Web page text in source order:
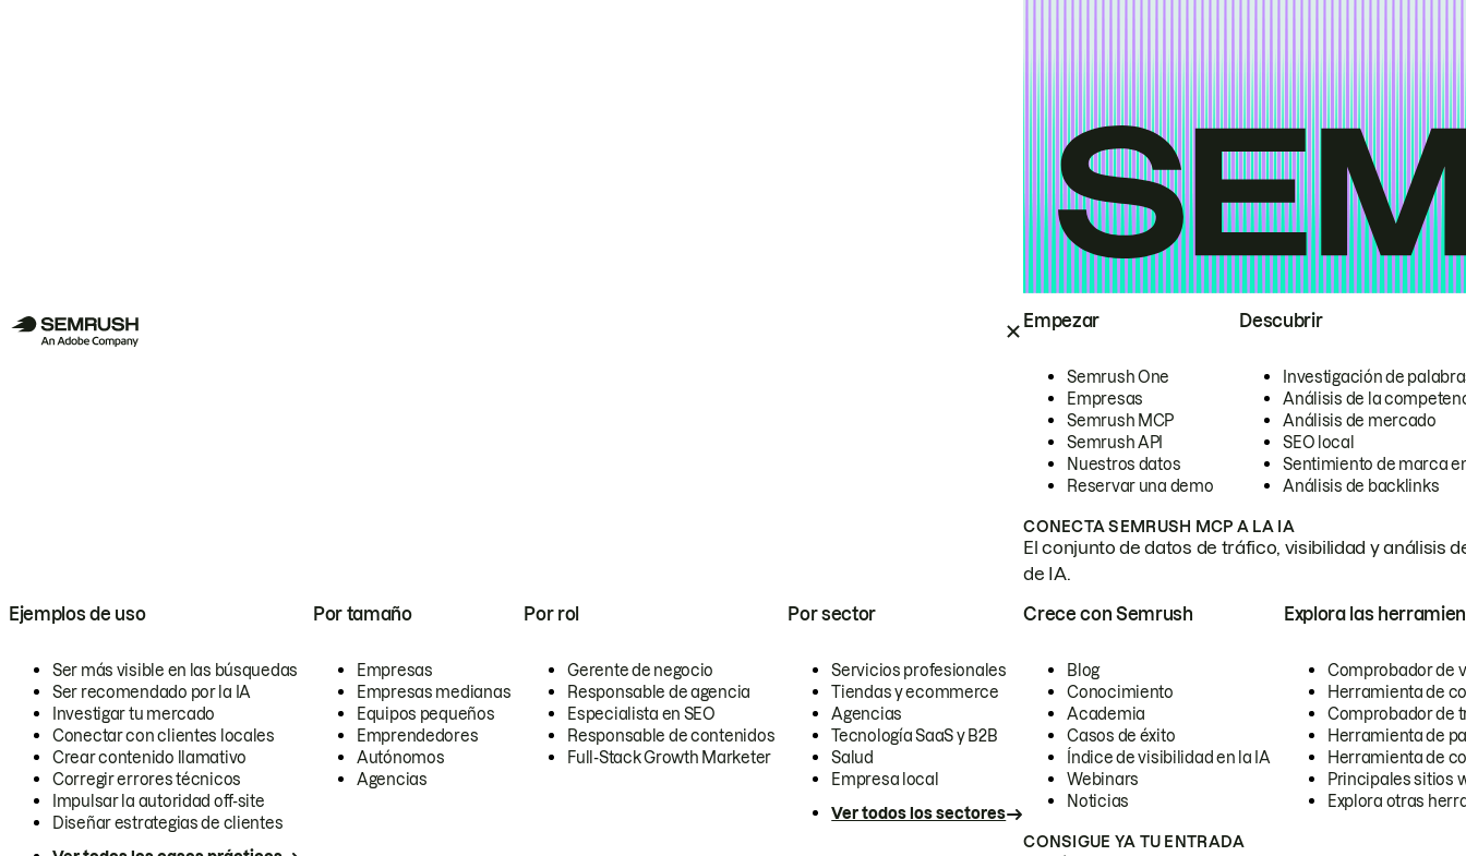
Empezar
Semrush One
Empresas
Semrush MCP
Semrush API
Nuestros datos
Reservar una demo
Descubrir
Investigación de
Análisis de la
Análisis de mercado
SEO local
Sentimiento de marca
Análisis de backlinks
CONECTA SEMRUSH MCP A LA IA
El conjunto de datos de tráfico, visibilidad y análisis
de IA.
Ejemplos de uso
Ser más visible en las búsquedas
Ser recomendado por la IA
Investigar tu mercado
Conectar con clientes locales
Crear contenido llamativo
Corregir errores técnicos
Impulsar la autoridad off-site
Diseñar estrategias de clientes
Por tamaño
Empresas
Empresas medianas
Equipos pequeños
Emprendedores
Autónomos
Agencias
Por rol
Gerente de negocio
Responsable de agencia
Especialista en SEO
Responsable de contenidos
Full-Stack Growth Marketer
Por sector
Servicios profesionales
Tiendas y ecommerce
Agencias
Tecnología SaaS y B2B
Salud
Empresa local
Ver todos los sectores
Crece con Semrush
Blog
Conocimiento
Academia
Casos de éxito
Índice de visibilidad en la IA
Webinars
Noticias
Explora las
Comprobador de
Herramienta de
Comprobador de
Herramienta de
Herramienta de
Principales sitios
Explora otras
CONSIGUE YA TU ENTRADA